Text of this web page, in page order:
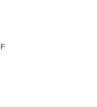
ち着きたい時も、ちょ
くれる素敵なお店です！